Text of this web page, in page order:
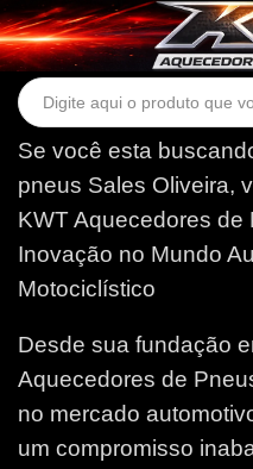
Se você esta
pneus Sales Oliveira,
KWT Aquecedores
Inovação no Mundo
Motociclístico
Desde sua fundação
Aquecedores de
no mercado
um compromisso